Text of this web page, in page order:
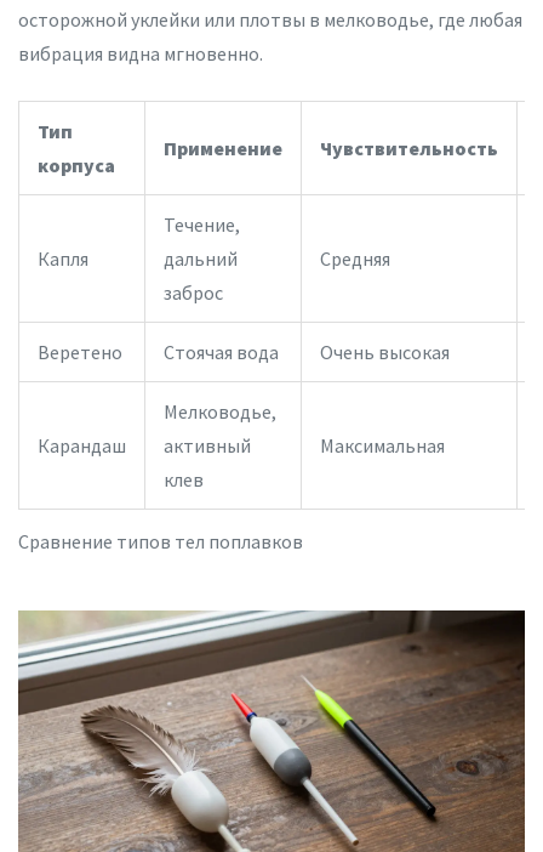
осторожной уклейки или плотвы в мелководье, где любая
вибрация видна мгновенно.
Сравнение типов тел поплавков
Тип
корпуса
Применение Чувствительность
Капля
Течение,
дальний
заброс
Средняя
Веретено Стоячая вода Очень высокая
Карандаш
Мелководье,
активный
клев
Максимальная